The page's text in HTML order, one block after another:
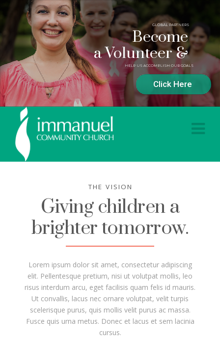
GLOBAL PARTNERS
Become
a Volunteer &
HELP US ACCOMPLISH OUR GOALS
Click Here
Immanuel
Community
Church
THE VISION
Giving children a
brighter tomorrow.
Lorem ipsum dolor sit amet, consectetur adipiscing
elit. Pellentesque pretium, nisi ut volutpat mollis, leo
risus interdum arcu, eget facilisis quam felis id mauris.
Ut convallis, lacus nec ornare volutpat, velit turpis
scelerisque purus, quis mollis velit purus ac massa.
Fusce quis urna metus. Donec et lacus et sem lacinia
cursus.